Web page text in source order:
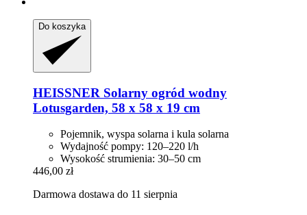
Do koszyka
HEISSNER Solarny ogród wodny
Lotusgarden, 58 x 58 x 19 cm
Pojemnik, wyspa solarna i kula solarna
Wydajność pompy: 120–220 l/h
Wysokość strumienia: 30–50 cm
446,00 zł
Darmowa dostawa do 11 sierpnia